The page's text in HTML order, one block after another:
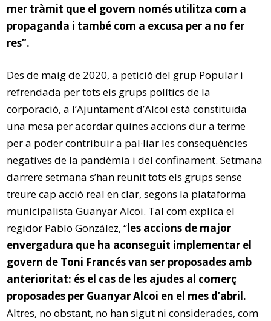
mer tràmit que el govern només utilitza com a
propaganda i també com a excusa per a no fer
res”.
Des de maig de 2020, a petició del grup Popular i
refrendada per tots els grups polítics de la
corporació, a l’Ajuntament d’Alcoi està constituïda
una mesa per acordar quines accions dur a terme
per a poder contribuir a pal·liar les conseqüències
negatives de la pandèmia i del confinament. Setmana
darrere setmana s’han reunit tots els grups sense
treure cap acció real en clar, segons la plataforma
municipalista Guanyar Alcoi. Tal com explica el
regidor Pablo González, “les accions de major
envergadura que ha aconseguit implementar el
govern de Toni Francés van ser proposades amb
anterioritat: és el cas de les ajudes al comerç
proposades per Guanyar Alcoi en el mes d’abril.
Altres, no obstant, no han sigut ni considerades, com